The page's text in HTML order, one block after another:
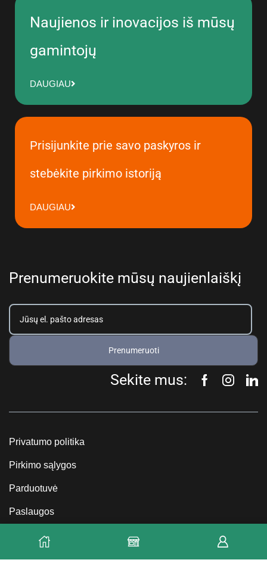
Naujienos ir inovacijos iš mūsų
gamintojų
DAUGIAU
Prisijunkite prie savo paskyros ir
stebėkite pirkimo istoriją
DAUGIAU
Prenumeruokite mūsų naujienlaiškį
Prenumeruoti
Sekite mus:
Privatumo politika
Pirkimo sąlygos
Parduotuvė
Paslaugos
Kontaktai